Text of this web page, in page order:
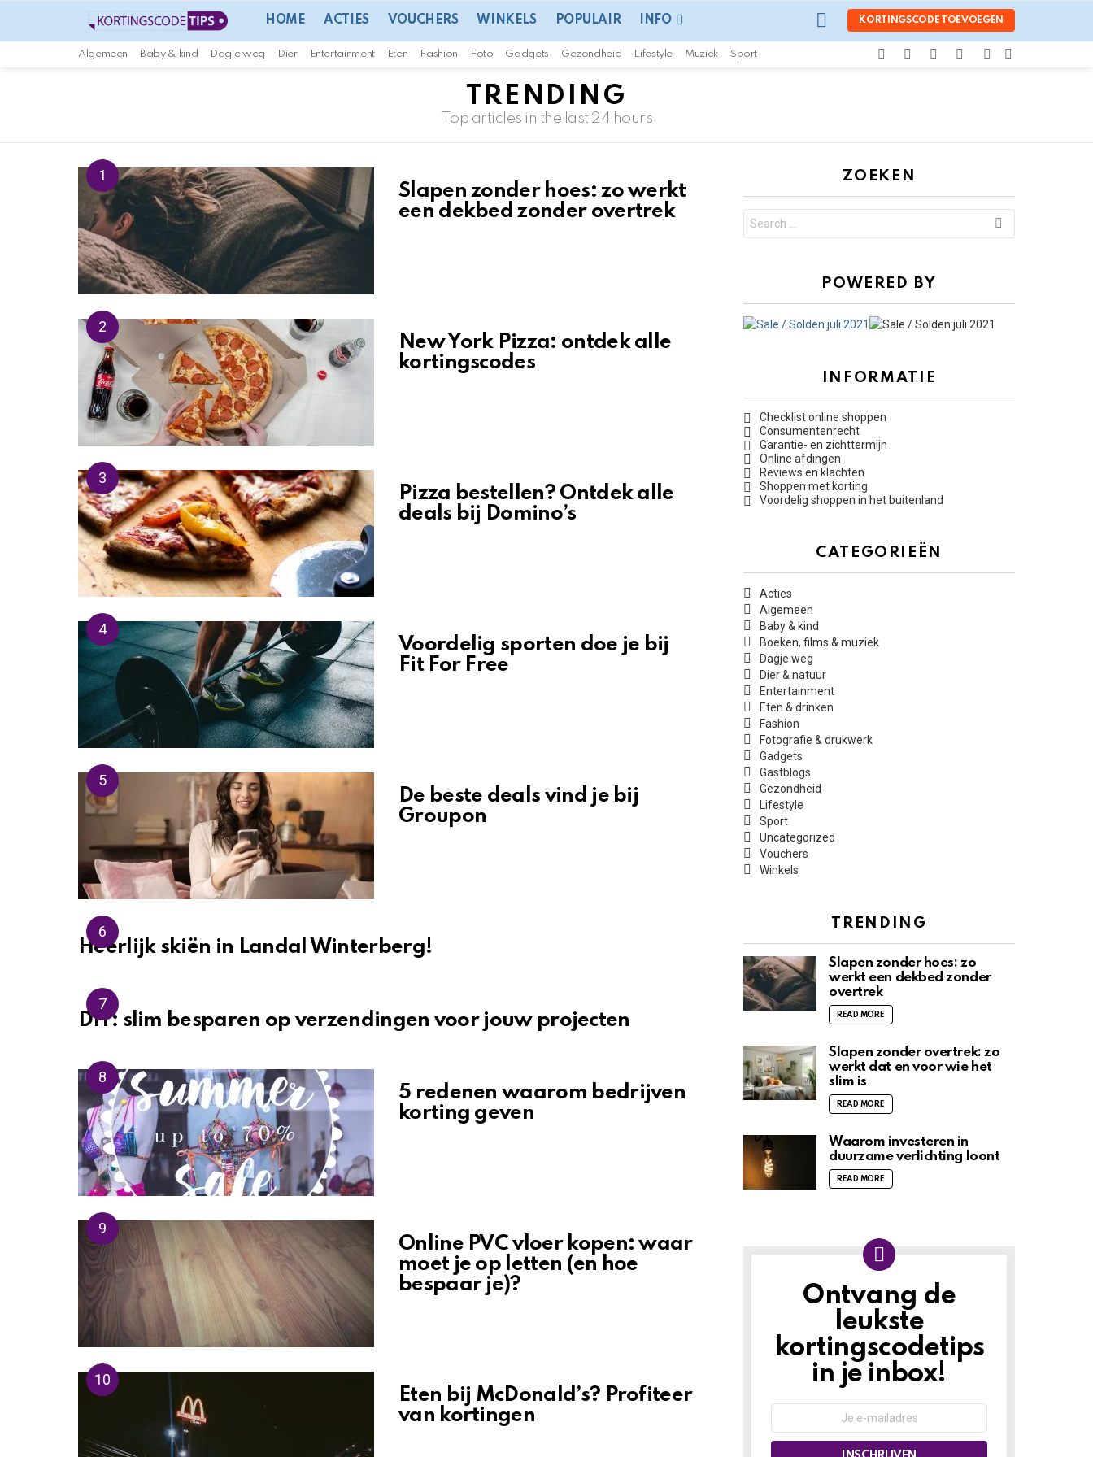
HOME ACTIES VOUCHERS WINKELS POPULAIR INFO
LOGIN
KORTINGSCODE TOEVOEGEN
Algemeen Baby & kind Dagje weg Dier Entertainment Eten Fashion Foto Gadgets Gezondheid Lifestyle Muziek Sport
facebooktwitter instagrampinterestSWITCH
TRENDING
Top articles in the last 24 hours
Slapen zonder hoes: zo werkt
een dekbed zonder overtrek
New York Pizza: ontdek alle
kortingscodes
Pizza bestellen? Ontdek alle
deals bij Domino’s
Voordelig sporten doe je bij
Fit For Free
De beste deals vind je bij
Groupon
Heerlijk skiën in Landal Winterberg!
DIY: slim besparen op verzendingen voor jouw projecten
5 redenen waarom bedrijven
korting geven
Online PVC vloer kopen: waar
moet je op letten (en hoe
bespaar je)?
Eten bij McDonald’s? Profiteer
van kortingen
ZOEKEN
for:
POWERED BY
INFORMATIE
Checklist online shoppen
Consumentenrecht
Garantie- en zichttermijn
Online afdingen
Reviews en klachten
Shoppen met korting
Voordelig shoppen in het buitenland
CATEGORIEËN
Acties
Algemeen
Baby & kind
Boeken, films & muziek
Dagje weg
Dier & natuur
Entertainment
Eten & drinken
Fashion
Fotografie & drukwerk
Gadgets
Gastblogs
Gezondheid
Lifestyle
Sport
Uncategorized
Vouchers
Winkels
TRENDING
Slapen zonder hoes: zo
werkt een dekbed zonder
overtrek
READ MORE
Slapen zonder overtrek: zo
werkt dat en voor wie het
slim is
READ MORE
Waarom investeren in
duurzame verlichting loont
READ MORE
NIEUWSBRIEF
Ontvang de
leukste
kortingscodetips
in je inbox!